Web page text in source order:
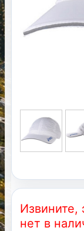
Извините,
нет в